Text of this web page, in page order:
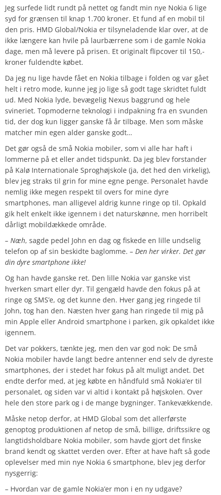
Jeg surfede lidt rundt på nettet og fandt min nye Nokia 6 lige
syd for grænsen til knap 1.700 kroner. Et fund af en mobil til
den pris. HMD Global/Nokia er tilsyneladende klar over, at de
ikke længere kan hvile på laurbærrene som i de gamle Nokia
dage, men må levere på prisen. Et originalt flipcover til 150,-
kroner fuldendte købet.
Da jeg nu lige havde fået en Nokia tilbage i folden og var gået
helt i retro mode, kunne jeg jo lige så godt tage skridtet fuldt
ud. Med Nokia lyde, bevægelig Nexus baggrund og hele
svineriet. Topmoderne teknologi i indpakning fra en svunden
tid, der dog kun ligger ganske få år tilbage. Men som måske
matcher min egen alder ganske godt…
Det gør også de små Nokia mobiler, som vi alle har haft i
lommerne på et eller andet tidspunkt. Da jeg blev forstander
på Kalø Internationale Sproghøjskole (ja, det hed den virkelig),
blev jeg straks til grin for mine egne penge. Personalet havde
nemlig ikke megen respekt til overs for mine dyre
smartphones, man alligevel aldrig kunne ringe op til. Opkald
gik helt enkelt ikke igennem i det naturskønne, men horribelt
dårligt mobildækkede område.
– Næh, sagde pedel John en dag og fiskede en lille undselig
telefon op af sin beskidte baglomme. – Den her virker. Det gør
din dyre smartphone ikke!
Og han havde ganske ret. Den lille Nokia var ganske vist
hverken smart eller dyr. Til gengæld havde den fokus på at
ringe og SMS’e, og det kunne den. Hver gang jeg ringede til
John, tog han den. Næsten hver gang han ringede til mig på
min Apple eller Android smartphone i parken, gik opkaldet ikke
igennem.
Det var pokkers, tænkte jeg, men den var god nok: De små
Nokia mobiler havde langt bedre antenner end selv de dyreste
smartphones, der i stedet har fokus på alt muligt andet. Det
endte derfor med, at jeg købte en håndfuld små Nokia’er til
personalet, og siden var vi altid i kontakt på højskolen. Over
hele den store park og i de mange bygninger. Tankevækkende.
Måske netop derfor, at HMD Global som det allerførste
genoptog produktionen af netop de små, billige, driftssikre og
langtidsholdbare Nokia mobiler, som havde gjort det finske
brand kendt og skattet verden over. Efter at have haft så gode
oplevelser med min nye Nokia 6 smartphone, blev jeg derfor
nysgerrig:
– Hvordan var de gamle Nokia’er mon i en ny udgave?